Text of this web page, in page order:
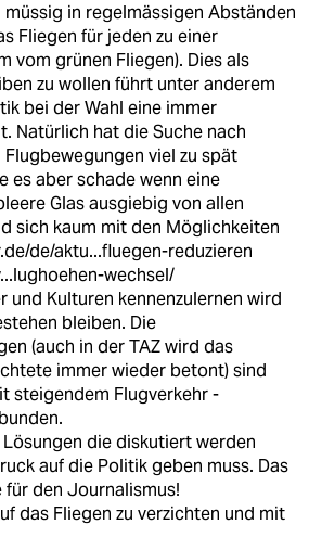
in regelmässigen Abständen
Fliegen für jeden zu einer
vom grünen Fliegen). Dies als
zu wollen führt unter anderem
bei der Wahl eine immer
Natürlich hat die Suche nach
viel zu spät
es aber schade wenn eine
Glas ausgiebig von allen
sich kaum mit den Möglichkeiten
de/aktu...fluegen-reduzieren
wechsel/
und Kulturen kennenzulernen wird
bleiben. Die
(auch in der TAZ wird das
immer wieder betont) sind
steigendem Flugverkehr -
die diskutiert werden
auf die Politik geben muss. Das
den Journalismus!
das Fliegen zu verzichten und mit